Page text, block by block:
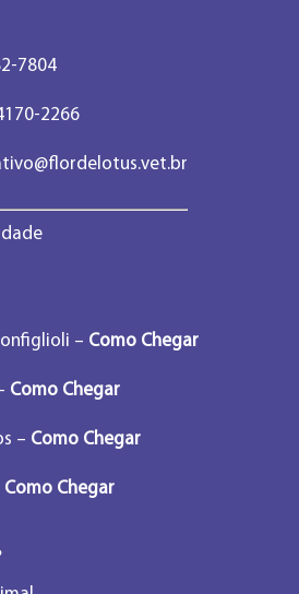
7804
2266
– Como Chegar
Como Chegar
– Como Chegar
Como Chegar